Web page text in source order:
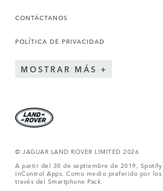
CONTÁCTANOS
POLÍTICA DE PRIVACIDAD
MOSTRAR MÁS
© JAGUAR LAND ROVER LIMITED 2026
A partir del 30 de septiembre de 2019,
InControl Apps. Como medio preferido por
través del Smartphone Pack.